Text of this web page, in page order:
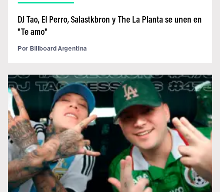
DJ Tao, El Perro, Salastkbron y The La Planta se unen en
"Te amo"
Por Billboard Argentina